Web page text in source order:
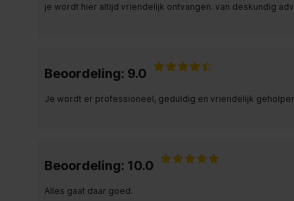
je wordt hier altijd vriendelijk ontvangen. van deskundig
Beoordeling: 9.0
Je wordt er professioneel, geduldig en vriendelijk
Beoordeling: 10.0
Alles gaat daar goed.